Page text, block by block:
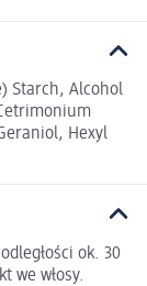
Starch, Alcohol
Hexyl
ok. 30
we włosy.